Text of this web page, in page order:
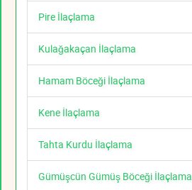
Pire İlaçlama
Kulağakaçan İlaçlama
Hamam Böceği İlaçlama
Kene İlaçlama
Tahta Kurdu İlaçlama
Gümüşcün Gümüş Böceği İlaçlama